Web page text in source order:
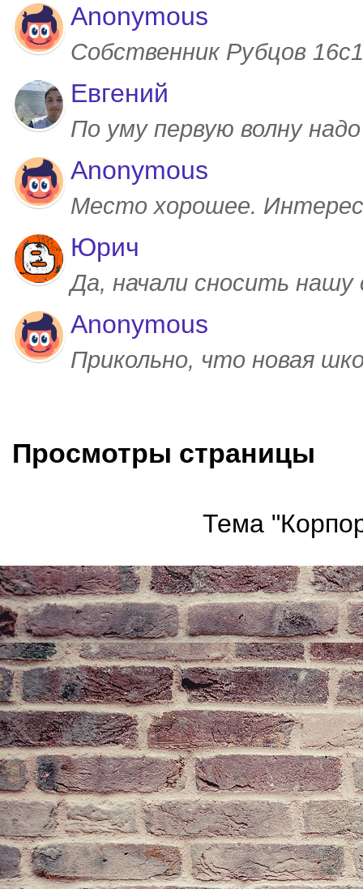
Anonymous
Собственник Рубцов
Евгений
По уму первую волну
Anonymous
Место хорошее.
Юрич
Да, начали сносить
Anonymous
Прикольно, что новая
Просмотры страницы
Тема